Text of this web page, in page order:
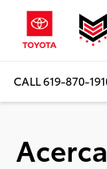
CALL619-870-